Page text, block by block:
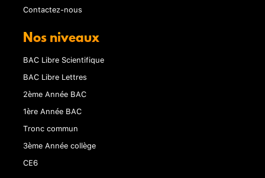
Contactez-nous
Nos niveaux
BAC Libre Scientifique
BAC Libre Lettres
2ème Année BAC
1ère Année BAC
Tronc commun
3ème Année collège
CE6